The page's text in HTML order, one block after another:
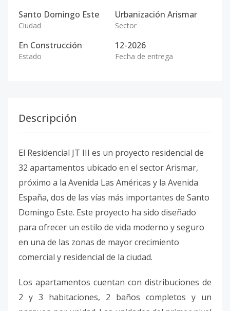
Santo Domingo Este
Ciudad
Urbanización Arismar
Sector
En Construcción
Estado
12-2026
Fecha de entrega
Descripción
El Residencial JT III es un proyecto residencial de
32 apartamentos ubicado en el sector Arismar,
próximo a la Avenida Las Américas y la Avenida
España, dos de las vías más importantes de Santo
Domingo Este. Este proyecto ha sido diseñado
para ofrecer un estilo de vida moderno y seguro
en una de las zonas de mayor crecimiento
comercial y residencial de la ciudad.
Los apartamentos cuentan con distribuciones de
2 y 3 habitaciones, 2 baños completos y un